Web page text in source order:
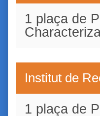
1 plaça de
Institut de
1 plaça de